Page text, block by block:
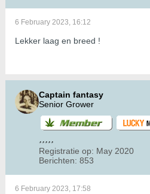
6 February 2023, 16:12
Lekker laag en breed !
Captain fantasy
Senior Grower
Registratie op: May 2020
Berichten: 853
6 February 2023, 17:58